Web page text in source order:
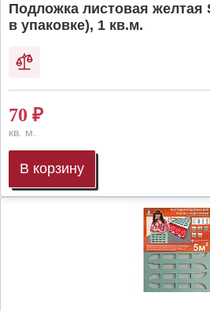
Подложка листовая желтая
в упаковке), 1 кв.м.
70 ₽
кв. м.
В корзину